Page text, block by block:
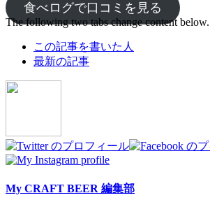
食べログで口コミを見る
The following two tabs change content below.
この記事を書いた人
最新の記事
My CRAFT BEER 編集部